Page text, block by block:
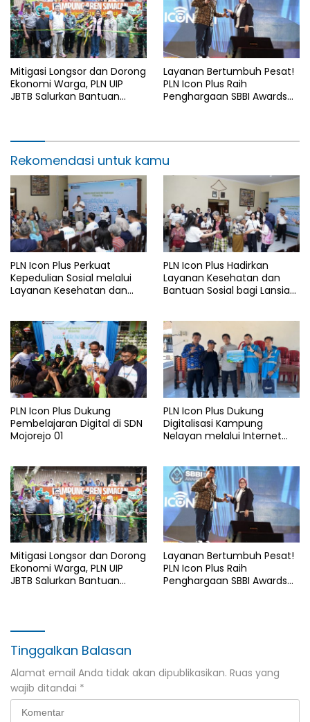
Mitigasi Longsor dan Dorong
Ekonomi Warga, PLN UIP
JBTB Salurkan Bantuan
Layanan Bertumbuh Pesat!
PLN Icon Plus Raih
Penghargaan SBBI Awards
Rekomendasi untuk kamu
PLN Icon Plus Perkuat
Kepedulian Sosial melalui
Layanan Kesehatan dan
PLN Icon Plus Hadirkan
Layanan Kesehatan dan
Bantuan Sosial bagi Lansia
PLN Icon Plus Dukung
Pembelajaran Digital di SDN
Mojorejo 01
PLN Icon Plus Dukung
Digitalisasi Kampung
Nelayan melalui Internet
Mitigasi Longsor dan Dorong
Ekonomi Warga, PLN UIP
JBTB Salurkan Bantuan
Layanan Bertumbuh Pesat!
PLN Icon Plus Raih
Penghargaan SBBI Awards
Tinggalkan Balasan
Alamat email Anda tidak akan dipublikasikan. Ruas yang
wajib ditandai *